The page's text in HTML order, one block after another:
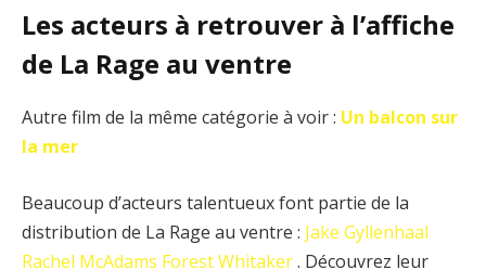
Les acteurs à retrouver à l’affiche
de La Rage au ventre
Autre film de la même catégorie à voir : Un balcon sur
la mer
Beaucoup d’acteurs talentueux font partie de la
distribution de La Rage au ventre : Jake Gyllenhaal
Rachel McAdams Forest Whitaker. Découvrez leur